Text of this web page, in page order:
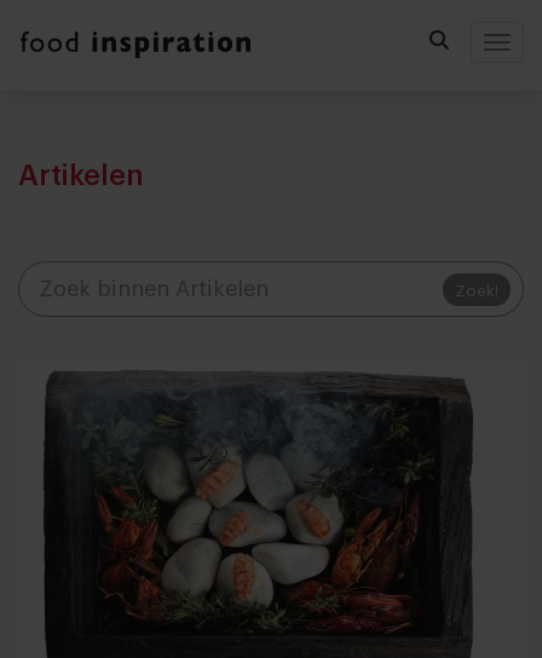
Artikelen
Zoek!